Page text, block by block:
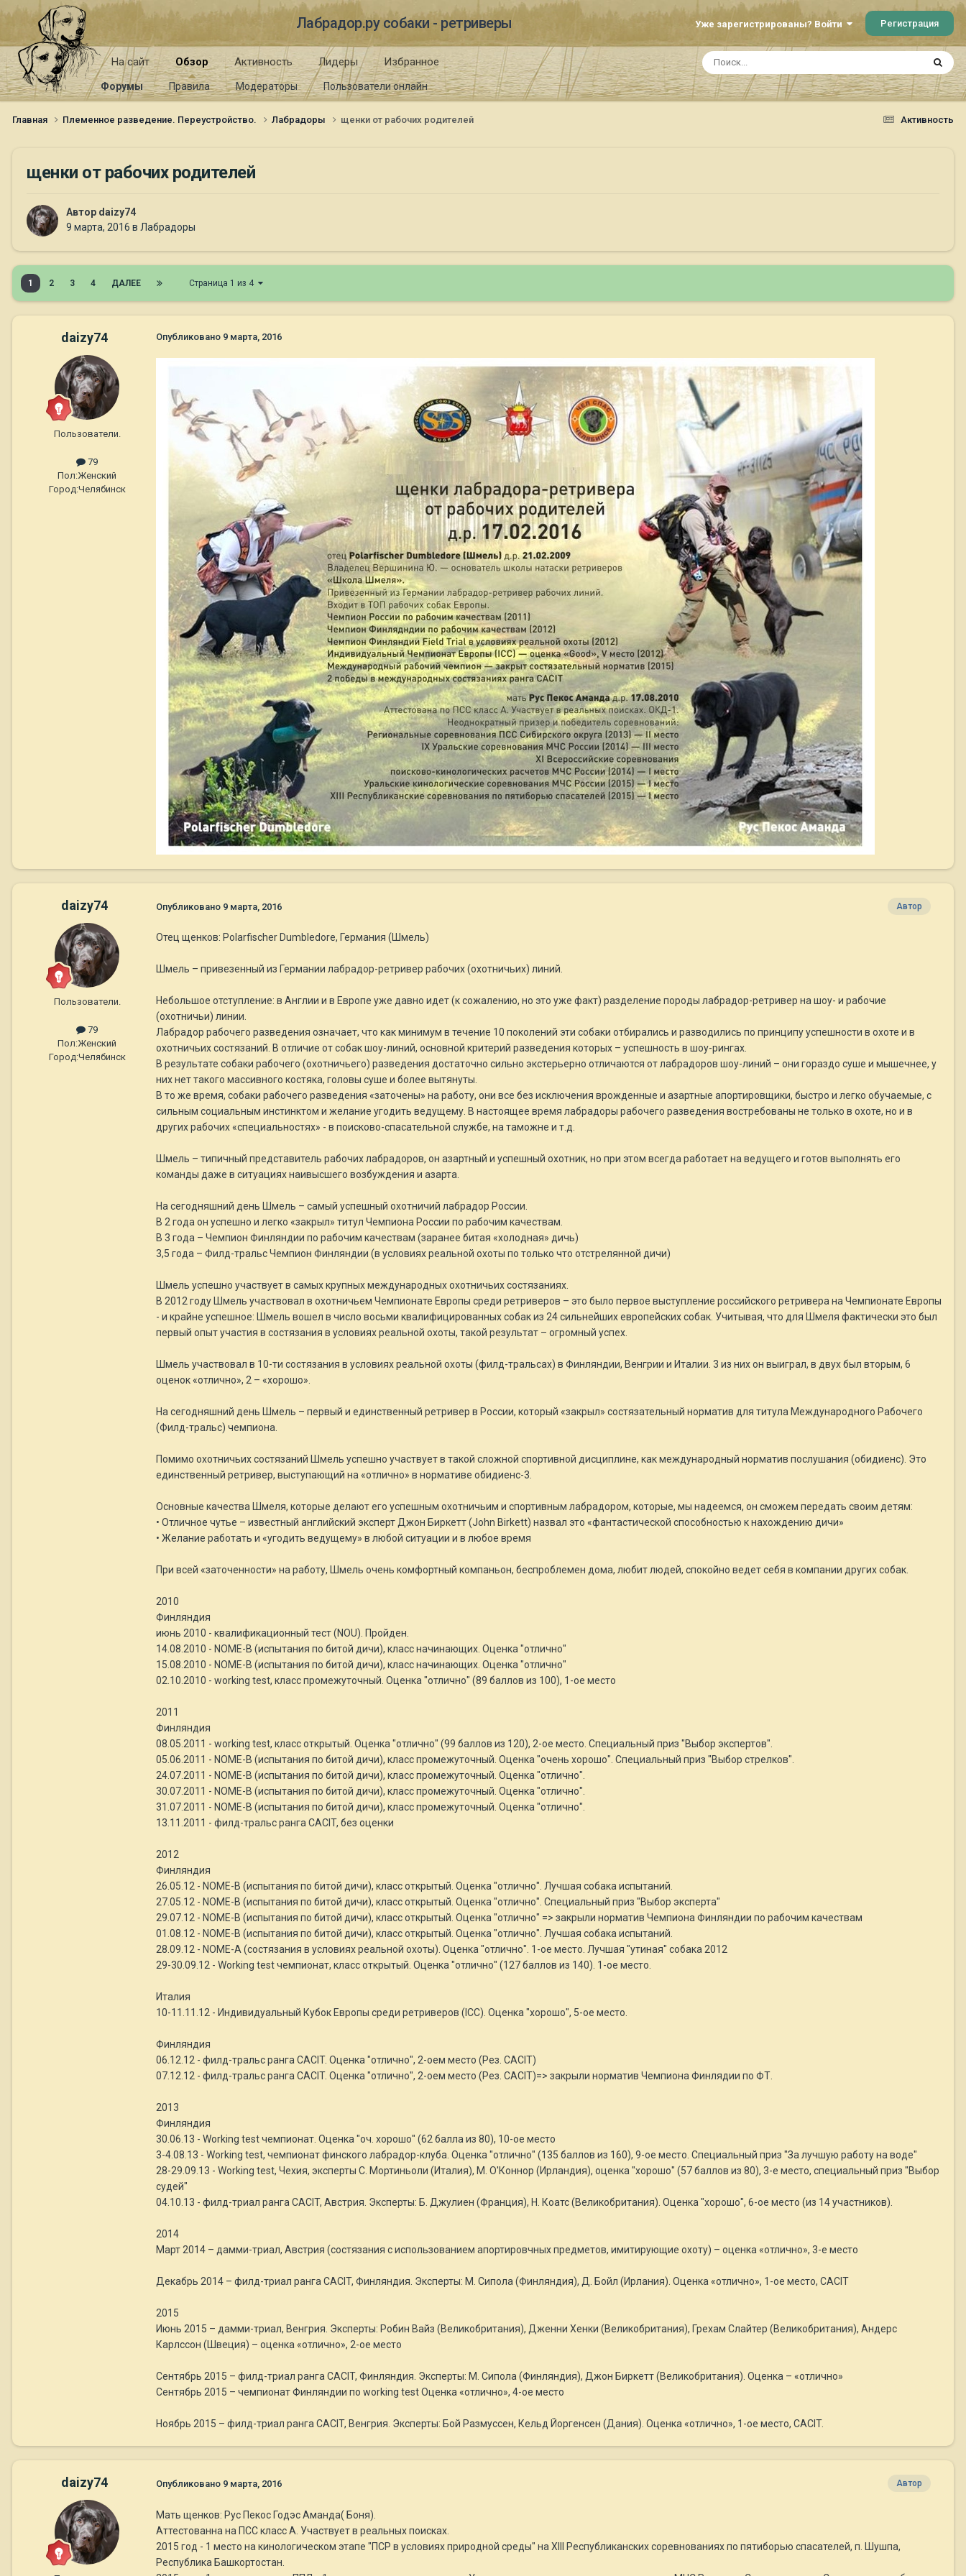
Лабрадор.ру собаки - ретриверы Уже зарегистрированы? Войти Регистрация
На сайт Обзор
Форумы Правила Модераторы Пользователи онлайн
Активность Лидеры Избранное
Активность
Главная Племенное разведение. Переустройство. Лабрадоры щенки от рабочих родителей
щенки от рабочих родителей
Автор daizy74
9 марта, 2016 в Лабрадоры
1 2 3 4 ДАЛЕЕ Страница 1 из 4
daizy74
Пользователи.
79
Пол:Женский
Город:Челябинск
Опубликовано 9 марта, 2016
daizy74
Пользователи.
79
Пол:Женский
Город:Челябинск
Автор
Опубликовано 9 марта, 2016
Отец щенков: Polarfischer Dumbledore, Германия (Шмель)
Шмель – привезенный из Германии лабрадор-ретривер рабочих (охотничьих) линий.
Небольшое отступление: в Англии и в Европе уже давно идет (к сожалению, но это уже факт) разделение породы лабрадор-ретривер на шоу- и рабочие
(охотничьи) линии.
Лабрадор рабочего разведения означает, что как минимум в течение 10 поколений эти собаки отбирались и разводились по принципу успешности в охоте и в
охотничьих состязаний. В отличие от собак шоу-линий, основной критерий разведения которых – успешность в шоу-рингах.
В результате собаки рабочего (охотничьего) разведения достаточно сильно экстерьерно отличаются от лабрадоров шоу-линий – они гораздо суше и мышечнее, у
них нет такого массивного костяка, головы суше и более вытянуты.
В то же время, собаки рабочего разведения «заточены» на работу, они все без исключения врожденные и азартные апортировщики, быстро и легко обучаемые, с
сильным социальным инстинктом и желание угодить ведущему. В настоящее время лабрадоры рабочего разведения востребованы не только в охоте, но и в
других рабочих «специальностях» - в поисково-спасательной службе, на таможне и т.д.
Шмель – типичный представитель рабочих лабрадоров, он азартный и успешный охотник, но при этом всегда работает на ведущего и готов выполнять его
команды даже в ситуациях наивысшего возбуждения и азарта.
На сегодняшний день Шмель – самый успешный охотничий лабрадор России.
В 2 года он успешно и легко «закрыл» титул Чемпиона России по рабочим качествам.
В 3 года – Чемпион Финляндии по рабочим качествам (заранее битая «холодная» дичь)
3,5 года – Филд-тральс Чемпион Финляндии (в условиях реальной охоты по только что отстрелянной дичи)
Шмель успешно участвует в самых крупных международных охотничьих состязаниях.
В 2012 году Шмель участвовал в охотничьем Чемпионате Европы среди ретриверов – это было первое выступление российского ретривера на Чемпионате Европы
- и крайне успешное: Шмель вошел в число восьми квалифицированных собак из 24 сильнейших европейских собак. Учитывая, что для Шмеля фактически это был
первый опыт участия в состязания в условиях реальной охоты, такой результат – огромный успех.
Шмель участвовал в 10-ти состязания в условиях реальной охоты (филд-тральсах) в Финляндии, Венгрии и Италии. 3 из них он выиграл, в двух был вторым, 6
оценок «отлично», 2 – «хорошо».
На сегодняшний день Шмель – первый и единственный ретривер в России, который «закрыл» состязательный норматив для титула Международного Рабочего
(Филд-тральс) чемпиона.
Помимо охотничьих состязаний Шмель успешно участвует в такой сложной спортивной дисциплине, как международный норматив послушания (обидиенс). Это
единственный ретривер, выступающий на «отлично» в нормативе обидиенс-3.
Основные качества Шмеля, которые делают его успешным охотничьим и спортивным лабрадором, которые, мы надеемся, он сможем передать своим детям:
• Отличное чутье – известный английский эксперт Джон Биркетт (John Birkett) назвал это «фантастической способностью к нахождению дичи»
• Желание работать и «угодить ведущему» в любой ситуации и в любое время
При всей «заточенности» на работу, Шмель очень комфортный компаньон, беспроблемен дома, любит людей, спокойно ведет себя в компании других собак.
2010
Финляндия
июнь 2010 - квалификационный тест (NOU). Пройден.
14.08.2010 - NOME-B (испытания по битой дичи), класс начинающих. Оценка "отлично"
15.08.2010 - NOME-B (испытания по битой дичи), класс начинающих. Оценка "отлично"
02.10.2010 - working test, класс промежуточный. Оценка "отлично" (89 баллов из 100), 1-ое место
2011
Финляндия
08.05.2011 - working test, класс открытый. Оценка "отлично" (99 баллов из 120), 2-ое место. Специальный приз "Выбор экспертов".
05.06.2011 - NOME-B (испытания по битой дичи), класс промежуточный. Оценка "очень хорошо". Специальный приз "Выбор стрелков".
24.07.2011 - NOME-B (испытания по битой дичи), класс промежуточный. Оценка "отлично".
30.07.2011 - NOME-B (испытания по битой дичи), класс промежуточный. Оценка "отлично".
31.07.2011 - NOME-B (испытания по битой дичи), класс промежуточный. Оценка "отлично".
13.11.2011 - филд-тральс ранга CACIT, без оценки
2012
Финляндия
26.05.12 - NOME-B (испытания по битой дичи), класс открытый. Оценка "отлично". Лучшая собака испытаний.
27.05.12 - NOME-B (испытания по битой дичи), класс открытый. Оценка "отлично". Специальный приз "Выбор эксперта"
29.07.12 - NOME-B (испытания по битой дичи), класс открытый. Оценка "отлично" => закрыли норматив Чемпиона Финляндии по рабочим качествам
01.08.12 - NOME-B (испытания по битой дичи), класс открытый. Оценка "отлично". Лучшая собака испытаний.
28.09.12 - NOME-A (состязания в условиях реальной охоты). Оценка "отлично". 1-ое место. Лучшая "утиная" собака 2012
29-30.09.12 - Working test чемпионат, класс открытый. Оценка "отлично" (127 баллов из 140). 1-ое место.
Италия
10-11.11.12 - Индивидуальный Кубок Европы среди ретриверов (ICC). Оценка "хорошо", 5-ое место.
Финляндия
06.12.12 - филд-тральс ранга CACIT. Оценка "отлично", 2-оем место (Рез. CACIT)
07.12.12 - филд-тральс ранга CACIT. Оценка "отлично", 2-оем место (Рез. CACIT)=> закрыли норматив Чемпиона Финлядии по ФТ.
2013
Финляндия
30.06.13 - Working test чемпионат. Оценка "оч. хорошо" (62 балла из 80), 10-ое место
3-4.08.13 - Working test, чемпионат финского лабрадор-клуба. Оценка "отлично" (135 баллов из 160), 9-ое место. Специальный приз "За лучшую работу на воде"
28-29.09.13 - Working test, Чехия, эксперты С. Мортиньоли (Италия), М. О'Коннор (Ирландия), оценка "хорошо" (57 баллов из 80), 3-е место, специальный приз "Выбор
судей"
04.10.13 - филд-триал ранга CACIT, Австрия. Эксперты: Б. Джулиен (Франция), Н. Коатс (Великобритания). Оценка "хорошо", 6-ое место (из 14 участников).
2014
Март 2014 – дамми-триал, Австрия (состязания с использованием апортировчных предметов, имитирующие охоту) – оценка «отлично», 3-е место
Декабрь 2014 – филд-триал ранга CACIT, Финляндия. Эксперты: М. Сипола (Финляндия), Д. Бойл (Ирлания). Оценка «отлично», 1-ое место, CACIT
2015
Июнь 2015 – дамми-триал, Венгрия. Эксперты: Робин Вайз (Великобритания), Дженни Хенки (Великобритания), Грехам Слайтер (Великобритания), Андерс
Карлссон (Швеция) – оценка «отлично», 2-ое место
Сентябрь 2015 – филд-триал ранга CACIT, Финляндия. Эксперты: М. Сипола (Финляндия), Джон Биркетт (Великобритания). Оценка – «отлично»
Сентябрь 2015 – чемпионат Финляндии по working test Оценка «отлично», 4-ое место
Ноябрь 2015 – филд-триал ранга CACIT, Венгрия. Эксперты: Бой Размуссен, Кельд Йоргенсен (Дания). Оценка «отлично», 1-ое место, CACIT.
daizy74 Автор
Опубликовано 9 марта, 2016
Мать щенков: Рус Пекос Годэс Аманда( Боня).
Аттестованна на ПСС класс А. Участвует в реальных поисках.
2015 год - 1 место на кинологическом этапе "ПСР в условиях природной среды" на XIII Республиканских соревнованиях по пятиборью спасателей, п. Шушпа,
Республика Башкортостан.